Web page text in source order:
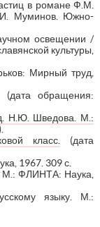
в романе Ф.М.
Муминов. Южно-
освещении /
культуры,
Мирный труд,
(дата обращения:
Н.Ю. Шведова. М.:
класс.
(дата
1967. 309 с.
М.: ФЛИНТА: Наука,
языку. М.: